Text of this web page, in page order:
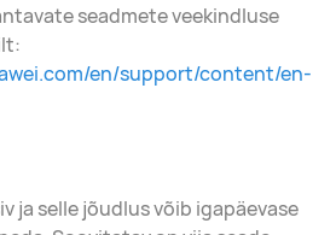
seadmete veekindluse
en/support/content/en-
ja selle jõudlus võib igapäevase